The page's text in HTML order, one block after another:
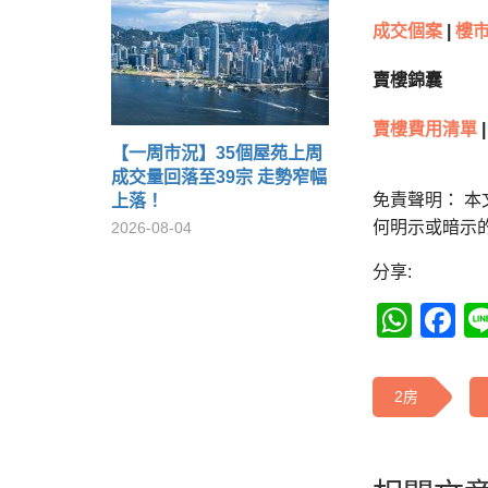
【一周市況】35個屋苑上周
成交量回落至39宗 走勢窄幅
上落！
2026-08-04
成交個案 樓
賣樓錦囊
賣樓費用清單
免責聲明：
何明示或暗示
分享:
2房